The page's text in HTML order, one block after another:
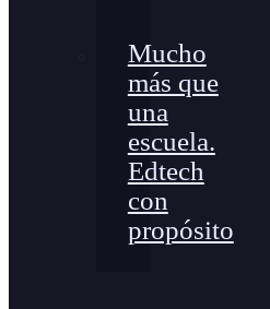
Mucho
más que
una
escuela.
Edtech
con
propósito